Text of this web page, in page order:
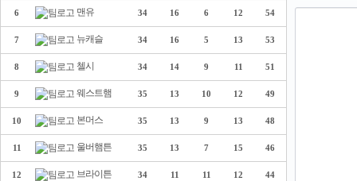
6 맨유 34 16 6 12 54
7 뉴캐슬 34 16 5 13 53
8 첼시 34 14 9 11 51
9 웨스트햄 35 13 10 12 49
10 본머스 35 13 9 13 48
11 울버햄튼 35 13 7 15 46
12 브라이튼 34 11 11 12 44